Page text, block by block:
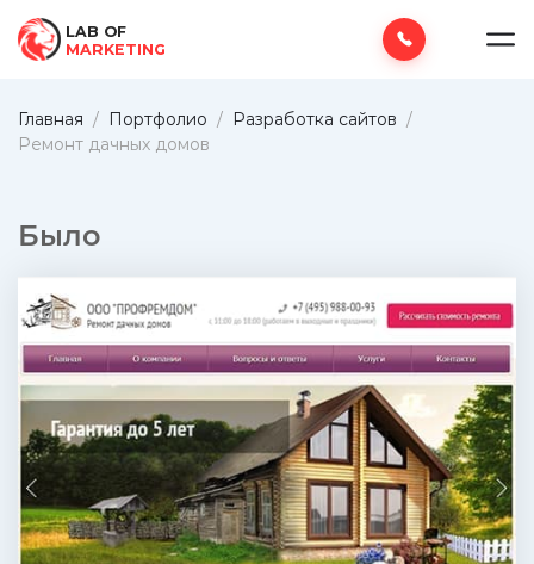
LAB OF
MARKETING
Главная / Портфолио / Разработка сайтов /
Ремонт дачных домов
Было